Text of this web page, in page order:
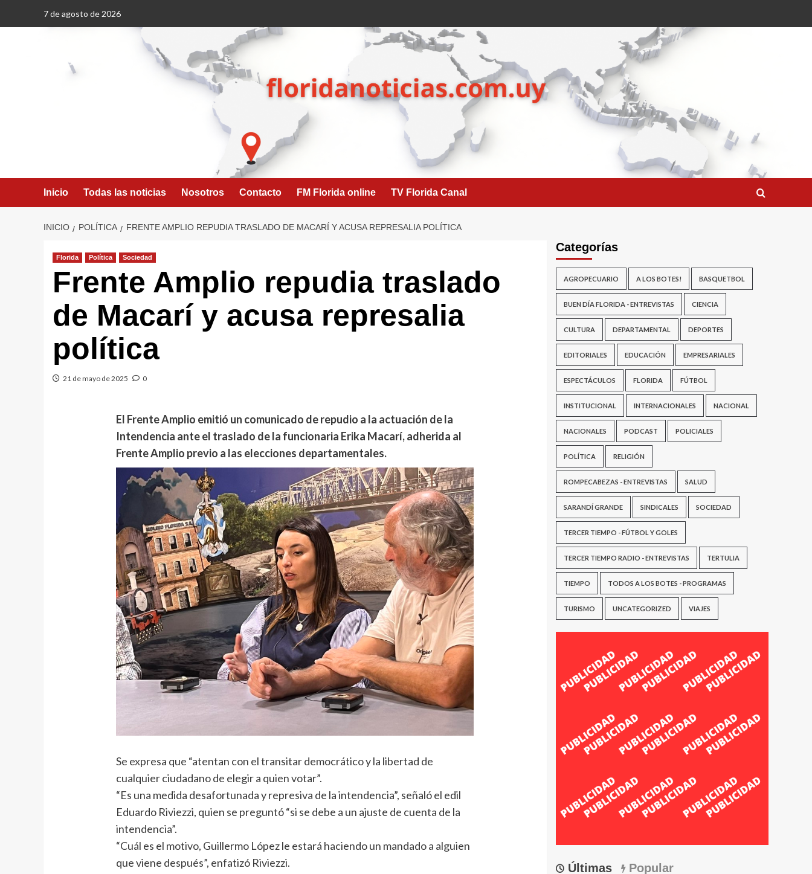
7 de agosto de 2026
Inicio Todas las noticias Nosotros Contacto FM Florida online TV Florida Canal
INICIO POLÍTICA FRENTE AMPLIO REPUDIA TRASLADO DE MACARÍ Y ACUSA REPRESALIA POLÍTICA
Florida Política Sociedad
Frente Amplio repudia traslado
de Macarí y acusa represalia
política
21 de mayo de 2025 0
El Frente Amplio emitió un comunicado de repudio a la actuación de la
Intendencia ante el traslado de la funcionaria Erika Macarí, adherida al
Frente Amplio previo a las elecciones departamentales.
Se expresa que “atentan con el transitar democrático y la libertad de
cualquier ciudadano de elegir a quien votar”.
“Es una medida desafortunada y represiva de la intendencia”, señaló el edil
Eduardo Riviezzi, quien se preguntó “si se debe a un ajuste de cuenta de la
intendencia”.
“Cuál es el motivo, Guillermo López le estará haciendo un mandado a alguien
que viene después”, enfatizó Riviezzi.
Categorías
AGROPECUARIO A LOS BOTES! BASQUETBOL
BUEN DÍA FLORIDA - ENTREVISTAS CIENCIA
CULTURA DEPARTAMENTAL DEPORTES
EDITORIALES EDUCACIÓN EMPRESARIALES
ESPECTÁCULOS FLORIDA FÚTBOL
INSTITUCIONAL INTERNACIONALES NACIONAL
NACIONALES PODCAST POLICIALES
POLÍTICA RELIGIÓN
ROMPECABEZAS - ENTREVISTAS SALUD
SARANDÍ GRANDE SINDICALES SOCIEDAD
TERCER TIEMPO - FÚTBOL Y GOLES
TERCER TIEMPO RADIO - ENTREVISTAS TERTULIA
TIEMPO TODOS A LOS BOTES - PROGRAMAS
TURISMO UNCATEGORIZED VIAJES
Últimas Popular